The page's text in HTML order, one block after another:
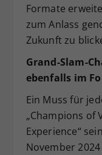
Formate
zum Anlass
Zukunft zu
Grand-Slam-
ebenfalls im
Ein Muss für
„Champions of
Experience“
November